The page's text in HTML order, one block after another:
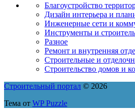
Благоустройство
Дизайн интерьера и
Инженерные сети и
Инструменты и
Разное
Ремонт и внутренняя
Строительные и
Строительство домов и
Строительный портал © 2026
Тема от WP Puzzle